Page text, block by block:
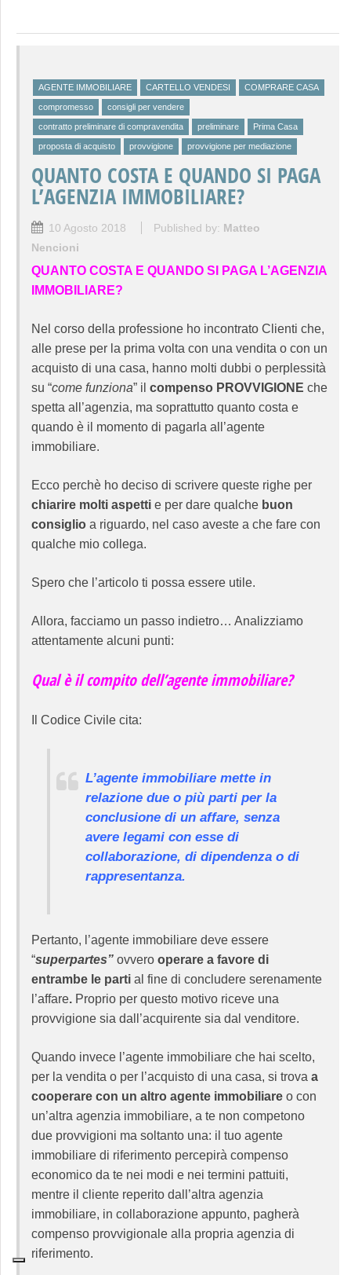
AGENTE IMMOBILIARE CARTELLO VENDESI COMPRARE CASA
compromesso consigli per vendere
contratto preliminare di compravendita preliminare Prima Casa
proposta di acquisto provvigione provvigione per mediazione
QUANTO COSTA E QUANDO SI PAGA
L’AGENZIA IMMOBILIARE?
10 Agosto 2018 Published by: Matteo
Nencioni
QUANTO COSTA E QUANDO SI PAGA L’AGENZIA
IMMOBILIARE?
Nel corso della professione ho incontrato Clienti che,
alle prese per la prima volta con una vendita o con un
acquisto di una casa, hanno molti dubbi o perplessità
su “come funziona” il compenso PROVVIGIONE che
spetta all’agenzia, ma soprattutto quanto costa e
quando è il momento di pagarla all’agente
immobiliare.
Ecco perchè ho deciso di scrivere queste righe per
chiarire molti aspetti e per dare qualche buon
consiglio a riguardo, nel caso aveste a che fare con
qualche mio collega.
Spero che l’articolo ti possa essere utile.
Allora, facciamo un passo indietro… Analizziamo
attentamente alcuni punti:
Qual è il compito dell’agente immobiliare?
Il Codice Civile cita:
L’agente immobiliare mette in
relazione due o più parti per la
conclusione di un affare, senza
avere legami con esse di
collaborazione, di dipendenza o di
rappresentanza.
Pertanto, l’agente immobiliare deve essere
“superpartes” ovvero operare a favore di
entrambe le parti al fine di concludere serenamente
l’affare. Proprio per questo motivo riceve una
provvigione sia dall’acquirente sia dal venditore.
Quando invece l’agente immobiliare che hai scelto,
per la vendita o per l’acquisto di una casa, si trova a
cooperare con un altro agente immobiliare o con
un’altra agenzia immobiliare, a te non competono
due provvigioni ma soltanto una: il tuo agente
immobiliare di riferimento percepirà compenso
economico da te nei modi e nei termini pattuiti,
mentre il cliente reperito dall’altra agenzia
immobiliare, in collaborazione appunto, pagherà
compenso provvigionale alla propria agenzia di
riferimento.